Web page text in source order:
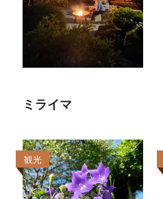
ミライマ
観光